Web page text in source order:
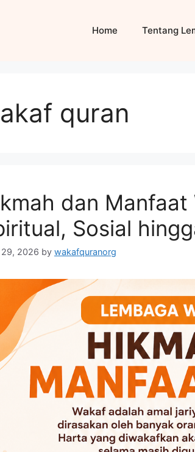
Home Tentang
quran
dan
Sosial
29, 2026 by wakafquranorg